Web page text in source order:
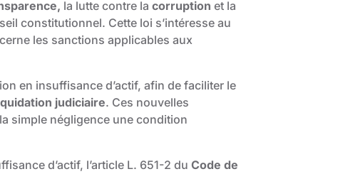
la lutte contre la corruption et la
constitutionnel. Cette loi s’intéresse au
les sanctions applicables aux
en insuffisance d’actif, afin de faciliter le
judiciaire. Ces nouvelles
simple négligence une condition
d’actif, l’article L. 651-2 du Code de